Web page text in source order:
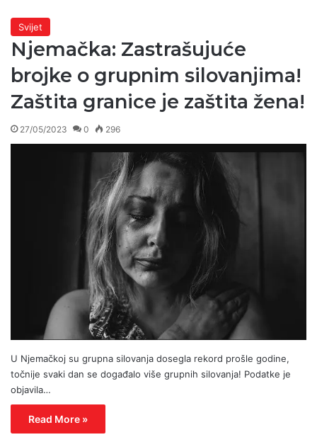
Svijet
Njemačka: Zastrašujuće
brojke o grupnim silovanjima!
Zaštita granice je zaštita žena!
27/05/2023 0 296
U Njemačkoj su grupna silovanja dosegla rekord prošle godine,
točnije svaki dan se događalo više grupnih silovanja! Podatke je
objavila…
Read More »